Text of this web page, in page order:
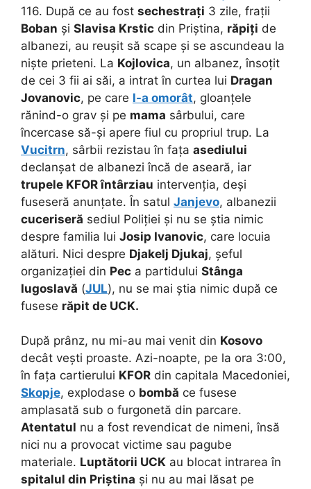
116. După ce au fost sechestrați 3 zile, frații
Boban și Slavisa Krstic din Priștina, răpiți de
albanezi, au reușit să scape și se ascundeau la
niște prieteni. La Kojlovica, un albanez, însoțit
de cei 3 fii ai săi, a intrat în curtea lui Dragan
Jovanovic, pe care l-a omorât, gloanțele
rănind-o grav și pe mama sârbului, care
încercase să-și apere fiul cu propriul trup. La
Vucitrn, sârbii rezistau în fața asediului
declanșat de albanezi încă de aseară, iar
trupele KFOR întârziau intervenția, deși
fuseseră anunțate. În satul Janjevo, albanezii
cuceriseră sediul Poliției și nu se știa nimic
despre familia lui Josip Ivanovic, care locuia
alături. Nici despre Djakelj Djukaj, șeful
organizației din Pec a partidului Stânga
Iugoslavă (JUL), nu se mai știa nimic după ce
fusese răpit de UCK.
După prânz, nu mi-au mai venit din Kosovo
decât vești proaste. Azi-noapte, pe la ora 3:00,
în fața cartierului KFOR din capitala Macedoniei,
Skopje, explodase o bombă ce fusese
amplasată sub o furgonetă din parcare.
Atentatul nu a fost revendicat de nimeni, însă
nici nu a provocat victime sau pagube
materiale. Luptătorii UCK au blocat intrarea în
spitalul din Priștina și nu au mai lăsat pe